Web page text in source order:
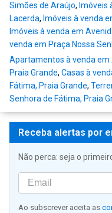
Simões de Araújo, Imóveis
Lacerda, Imóveis à venda
Imóveis à venda em
venda em Praça Nossa
Apartamentos à venda em
Praia Grande, Casas à
Fátima, Praia Grande,
Senhora de Fátima, Praia
Receba alertas por
Não perca: seja o
Ao subscrever aceita as